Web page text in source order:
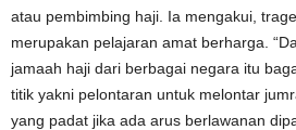
atau pembimbing haji. Ia mengakui,
merupakan pelajaran amat berharga.
jamaah haji dari berbagai negara itu
titik yakni pelontaran untuk melontar
yang padat jika ada arus berlawanan